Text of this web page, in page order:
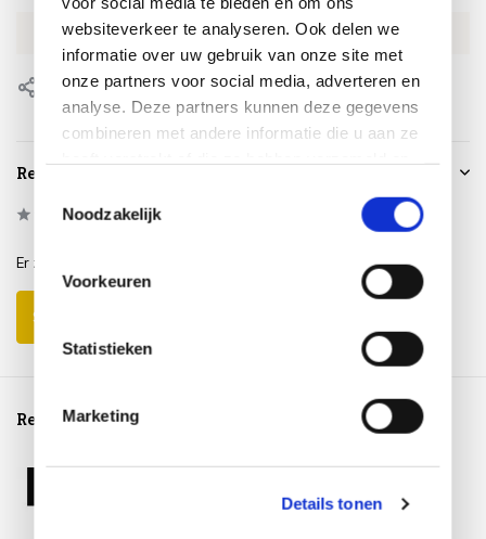
websiteverkeer te analyseren. Ook delen we
informatie over uw gebruik van onze site met
onze partners voor social media, adverteren en
analyse. Deze partners kunnen deze gegevens
combineren met andere informatie die u aan ze
Noodzakelijk
Voorkeuren
Statistieken
Marketing
Details tonen
EAN 8721077131795
Delen
Reviews
0/5 Based on 0 reviews
Er zijn nog geen reviews geschreven over dit product..
Schrijf je eigen review
Reeds bekeken